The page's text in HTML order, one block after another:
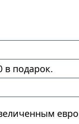
в подарок.